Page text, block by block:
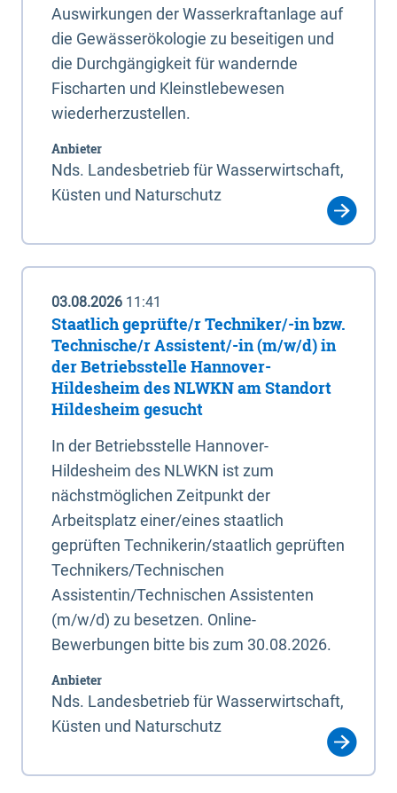
Auswirkungen der Wasserkraftanlage auf
die Gewässerökologie zu beseitigen und
die Durchgängigkeit für wandernde
Fischarten und Kleinstlebewesen
wiederherzustellen.
Anbieter
Nds. Landesbetrieb für Wasserwirtschaft,
Küsten und Naturschutz
03.08.2026 11:41
Staatlich geprüfte/r Techniker/-in bzw.
Technische/r Assistent/-in (m/w/d) in
der Betriebsstelle Hannover-
Hildesheim des NLWKN am Standort
Hildesheim gesucht
In der Betriebsstelle Hannover-
Hildesheim des NLWKN ist zum
nächstmöglichen Zeitpunkt der
Arbeitsplatz einer/eines staatlich
geprüften Technikerin/staatlich geprüften
Technikers/Technischen
Assistentin/Technischen Assistenten
(m/w/d) zu besetzen. Online-
Bewerbungen bitte bis zum 30.08.2026.
Anbieter
Nds. Landesbetrieb für Wasserwirtschaft,
Küsten und Naturschutz